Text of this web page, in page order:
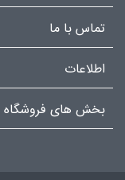
تماس با ما
اطلاعات
بخش های فروشگاه